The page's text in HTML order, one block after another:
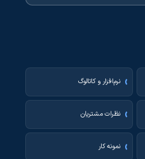
نرم‌افزار و کاتالوگ
نظرات مشتریان
نمونه کار